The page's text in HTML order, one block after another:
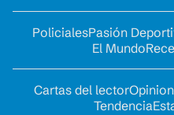
PolicialesPasión
El Mundo
Cartas del lectorOpinion
Tendencia